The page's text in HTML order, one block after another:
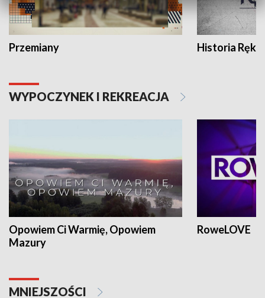
Przemiany Historia Ręką
WYPOCZYNEK I REKREACJA
Opowiem Ci Warmię, Opowiem
Mazury
RoweLOVE
MNIEJSZOŚCI